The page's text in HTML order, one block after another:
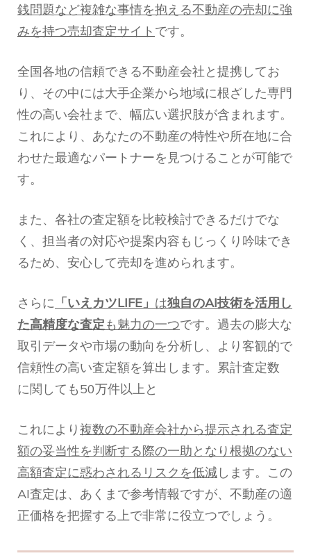
銭問題など複雑な事情を抱える不動産の売却に強
みを持つ売却査定サイト です。
全国各地の信頼できる不動産会社と提携してお
り、その中には大手企業から地域に根ざした専門
性の高い会社まで、幅広い選択肢が含まれます。
これにより、あなたの不動産の特性や所在地に合
わせた最適なパートナーを見つけることが可能で
す。
また、各社の査定額を比較検討できるだけでな
く、担当者の対応や提案内容もじっくり吟味でき
るため、安心して売却を進められます。
さらに 「いえカツLIFE」 は独自のAI技術を活用し
た高精度な査定も魅力の一つです。過去の膨大な
取引データや市場の動向を分析し、より客観的で
信頼性の高い査定額を算出します。累計査定数
に関しても50万件以上と
これにより複数の不動産会社から提示される査定
額の妥当性を判断する際の一助となり根拠のない
高額査定に惑わされるリスクを低減します。この
AI査定は、あくまで参考情報ですが、不動産の適
正価格を把握する上で非常に役立つでしょう。